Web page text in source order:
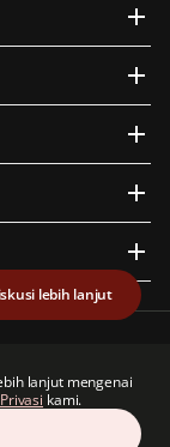
lebih lanjut
lanjut mengenai
kami.